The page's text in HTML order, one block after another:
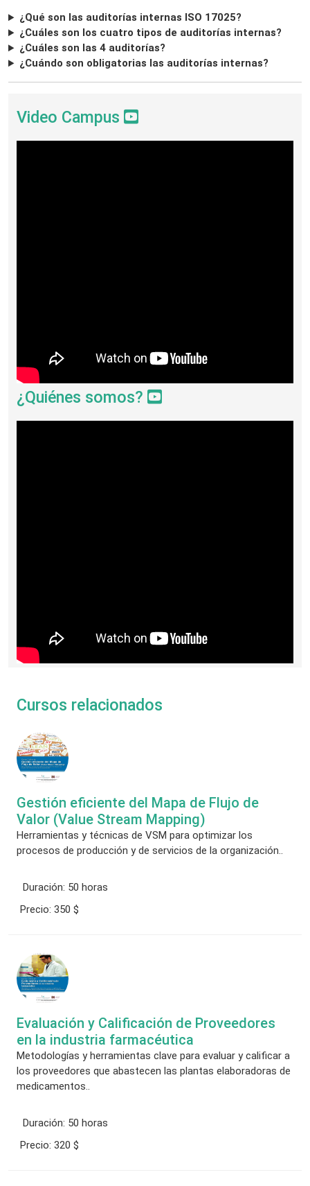
¿Qué son las auditorías internas ISO 17025?
¿Cuáles son los cuatro tipos de auditorías internas?
¿Cuáles son las 4 auditorías?
¿Cuándo son obligatorias las auditorías internas?
Video Campus
¿Quiénes somos?
Cursos relacionados
Gestión eficiente del Mapa de Flujo de
Valor (Value Stream Mapping)
Herramientas y técnicas de VSM para optimizar los
procesos de producción y de servicios de la organización..
Duración: 50 horas
Precio: 350 $
Evaluación y Calificación de Proveedores
en la industria farmacéutica
Metodologías y herramientas clave para evaluar y calificar a
los proveedores que abastecen las plantas elaboradoras de
medicamentos..
Duración: 50 horas
Precio: 320 $